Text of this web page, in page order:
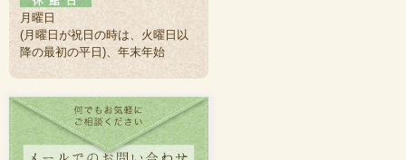
月曜日
(月曜日が祝日の時は、火曜日以
降の最初の平日)、年末年始